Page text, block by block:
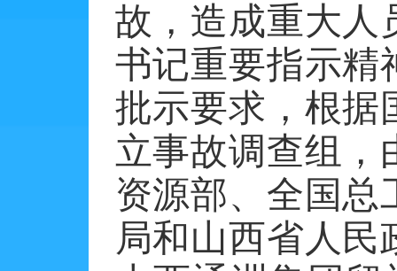
故，造成重大人
书记重要指示精
批示要求，根据
立事故调查组，
资源部、全国总
局和山西省人